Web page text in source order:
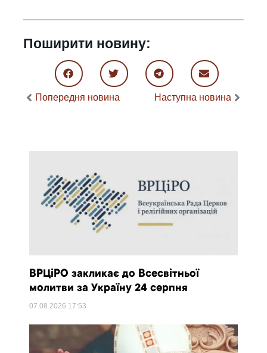
Поширити новину:
Попередня новина Наступна новина
ВРЦіРО закликає до Всесвітньої
молитви за Україну 24 серпня
07.08.2026 17:53